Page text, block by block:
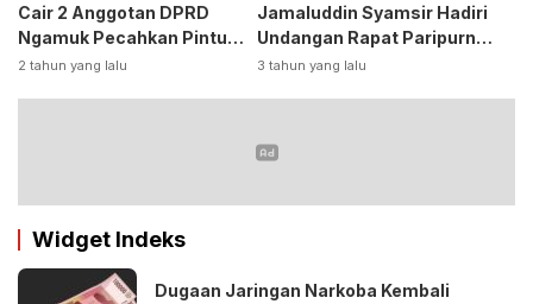
Cair 2 Anggotan DPRD
Ngamuk Pecahkan Pintu
Kaca Kantor
2 tahun yang lalu
Jamaluddin Syamsir Hadiri
Undangan Rapat Paripurna
DPP Partai
3 tahun yang lalu
Widget Indeks
Dugaan Jaringan Narkoba Kembali